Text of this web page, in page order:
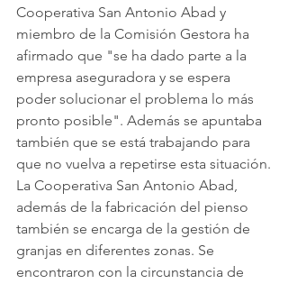
Cooperativa San Antonio Abad y
miembro de la Comisión Gestora ha
afirmado que "se ha dado parte a la
empresa aseguradora y se espera
poder solucionar el problema lo más
pronto posible". Además se apuntaba
también que se está trabajando para
que no vuelva a repetirse esta situación.
La Cooperativa San Antonio Abad,
además de la fabricación del pienso
también se encarga de la gestión de
granjas en diferentes zonas. Se
encontraron con la circunstancia de